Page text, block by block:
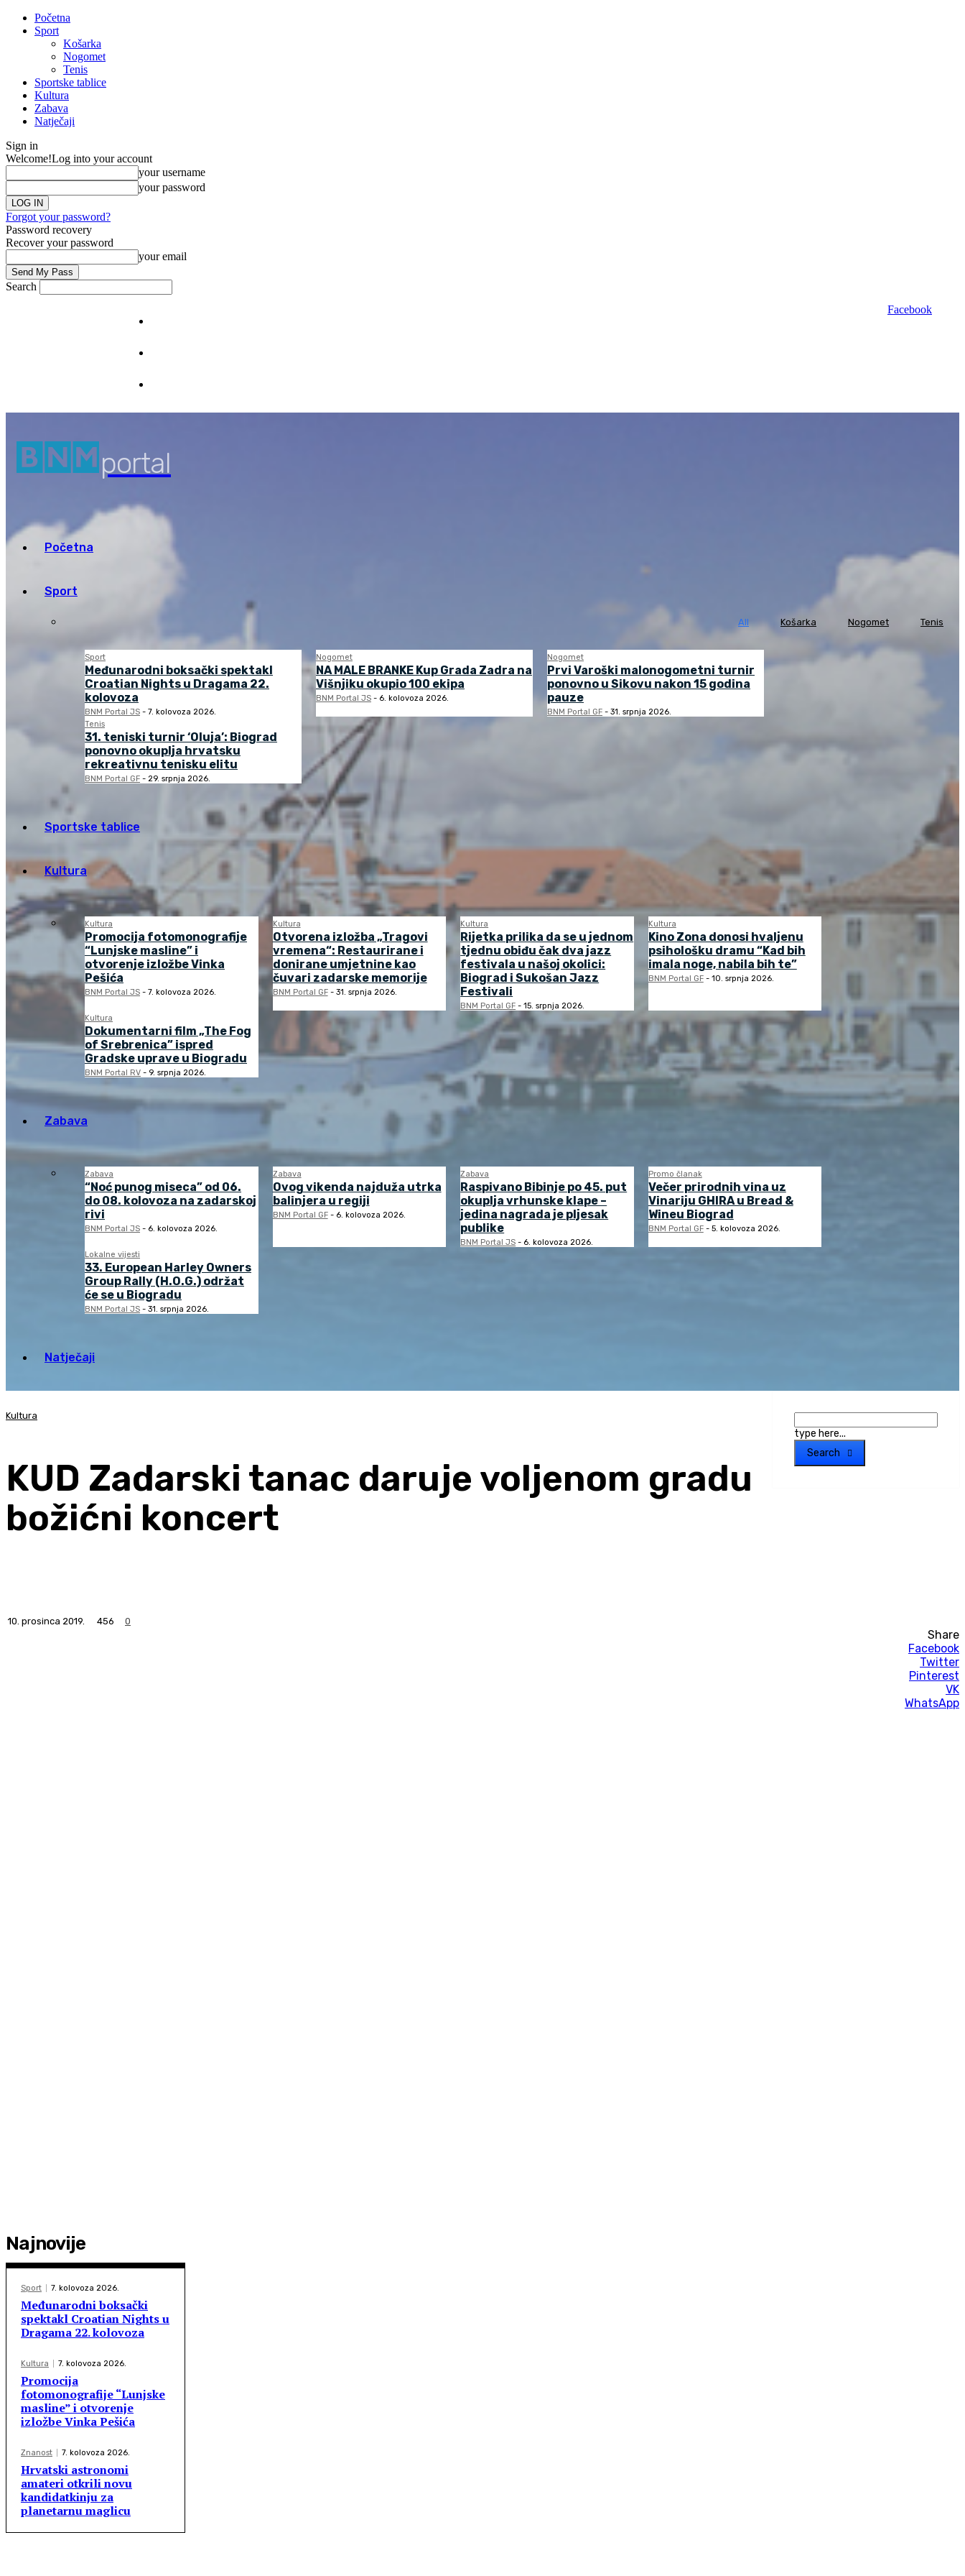
Početna
Sport
Košarka
Nogomet
Tenis
Sportske tablice
Kultura
Zabava
Natječaji
Sign in
Welcome!Log into your account
your username
your password
Forgot your password?
Password recovery
Recover your password
your email
Search
Facebook
portal
Početna
Sport
All Košarka Nogomet Tenis
Sport
Međunarodni boksački spektakl
Croatian Nights u Dragama 22.
kolovoza
BNM Portal JS - 7. kolovoza 2026.
Nogomet
NA MALE BRANKE Kup Grada Zadra na
Višnjiku okupio 100 ekipa
BNM Portal JS - 6. kolovoza 2026.
Nogomet
Prvi Varoški malonogometni turnir
ponovno u Sikovu nakon 15 godina
pauze
BNM Portal GF - 31. srpnja 2026.
Tenis
31. teniski turnir ‘Oluja’: Biograd
ponovno okuplja hrvatsku
rekreativnu tenisku elitu
BNM Portal GF - 29. srpnja 2026.
Sportske tablice
Kultura
Kultura
Promocija fotomonografije
“Lunjske masline” i
otvorenje izložbe Vinka
Pešića
BNM Portal JS - 7. kolovoza 2026.
Kultura
Otvorena izložba „Tragovi
vremena“: Restaurirane i
donirane umjetnine kao
čuvari zadarske memorije
BNM Portal GF - 31. srpnja 2026.
Kultura
Rijetka prilika da se u jednom
tjednu obiđu čak dva jazz
festivala u našoj okolici:
Biograd i Sukošan Jazz
Festivali
BNM Portal GF - 15. srpnja 2026.
Kultura
Kino Zona donosi hvaljenu
psihološku dramu “Kad bih
imala noge, nabila bih te”
BNM Portal GF - 10. srpnja 2026.
Kultura
Dokumentarni film „The Fog
of Srebrenica” ispred
Gradske uprave u Biogradu
BNM Portal RV - 9. srpnja 2026.
Zabava
Zabava
“Noć punog miseca” od 06.
do 08. kolovoza na zadarskoj
rivi
BNM Portal JS - 6. kolovoza 2026.
Zabava
Ovog vikenda najduža utrka
balinjera u regiji
BNM Portal GF - 6. kolovoza 2026.
Zabava
Raspivano Bibinje po 45. put
okuplja vrhunske klape –
jedina nagrada je pljesak
publike
BNM Portal JS - 6. kolovoza 2026.
Promo članak
Večer prirodnih vina uz
Vinariju GHIRA u Bread &
Wineu Biograd
BNM Portal GF - 5. kolovoza 2026.
Lokalne vijesti
33. European Harley Owners
Group Rally (H.O.G.) održat
će se u Biogradu
BNM Portal JS - 31. srpnja 2026.
Natječaji
type here...
Search
Kultura
KUD Zadarski tanac daruje voljenom gradu
božićni koncert
10. prosinca 2019. 456 0
Share
Facebook
Twitter
Pinterest
VK
WhatsApp
Najnovije
Sport 7. kolovoza 2026.
Međunarodni boksački
spektakl Croatian Nights u
Dragama 22. kolovoza
Kultura 7. kolovoza 2026.
Promocija
fotomonografije “Lunjske
masline” i otvorenje
izložbe Vinka Pešića
Znanost 7. kolovoza 2026.
Hrvatski astronomi
amateri otkrili novu
kandidatkinju za
planetarnu maglicu